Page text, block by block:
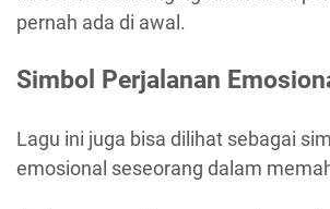
pernah ada di awal.
Simbol Perjalanan
Lagu ini juga bisa dilihat sebagai
emosional seseorang dalam